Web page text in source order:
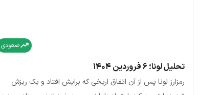
صعودی
تحلیل لونا؛ ۶ فروردین ۱۴۰۴
رمزارز لونا پس از آن اتفاق اریخی که برایش افتاد و یک ریزش